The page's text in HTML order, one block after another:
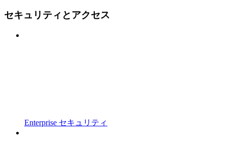
セキュリティとアクセス
Enterprise セキュリティ